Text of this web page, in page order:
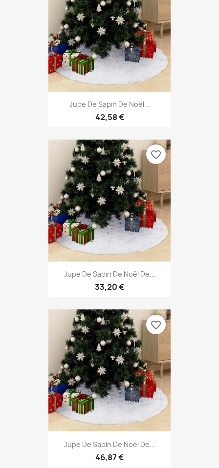
Jupe De Sapin De Noël...
42,58 €
Jupe De Sapin De Noël De...
33,20 €
favorite_border
Jupe De Sapin De Noël De...
46,87 €
favorite_border